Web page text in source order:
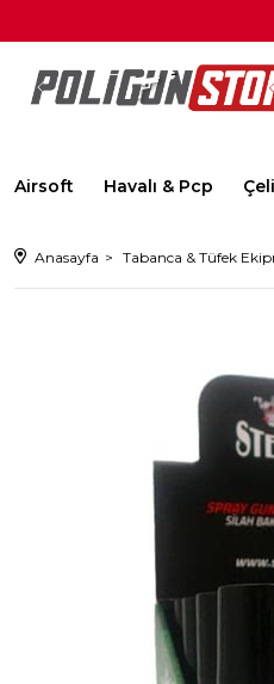
Airsoft Havalı & Pcp
Anasayfa Tabanca & Tüfek